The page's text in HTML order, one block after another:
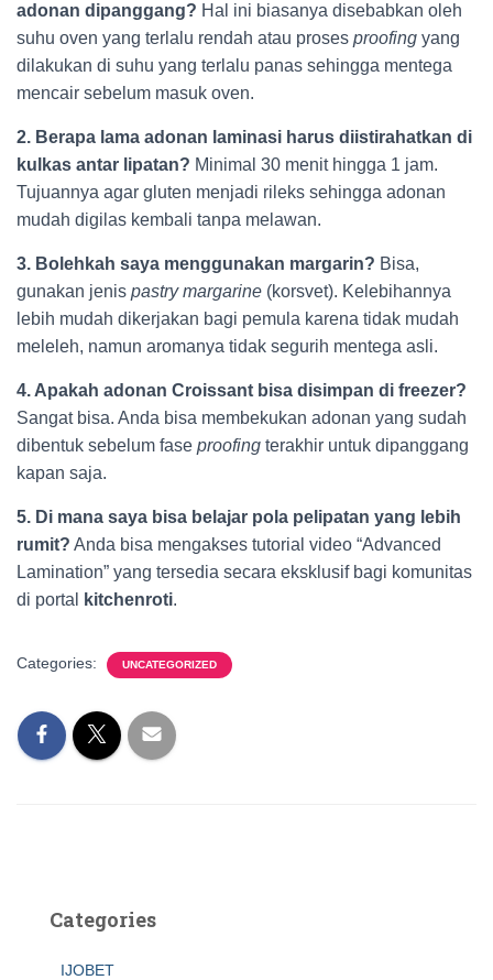
adonan dipanggang? Hal ini biasanya disebabkan oleh
suhu oven yang terlalu rendah atau proses proofing yang
dilakukan di suhu yang terlalu panas sehingga mentega
mencair sebelum masuk oven.
2. Berapa lama adonan laminasi harus diistirahatkan di
kulkas antar lipatan? Minimal 30 menit hingga 1 jam.
Tujuannya agar gluten menjadi rileks sehingga adonan
mudah digilas kembali tanpa melawan.
3. Bolehkah saya menggunakan margarin? Bisa,
gunakan jenis pastry margarine (korsvet). Kelebihannya
lebih mudah dikerjakan bagi pemula karena tidak mudah
meleleh, namun aromanya tidak segurih mentega asli.
4. Apakah adonan Croissant bisa disimpan di freezer?
Sangat bisa. Anda bisa membekukan adonan yang sudah
dibentuk sebelum fase proofing terakhir untuk dipanggang
kapan saja.
5. Di mana saya bisa belajar pola pelipatan yang lebih
rumit? Anda bisa mengakses tutorial video “Advanced
Lamination” yang tersedia secara eksklusif bagi komunitas
di portal
kitchenroti.
Categories: UNCATEGORIZED
Categories
IJOBET